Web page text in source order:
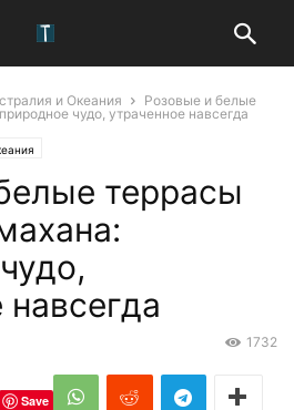
и Океания
Розовые и белые
чудо, утраченное навсегда
террасы
1732
Save